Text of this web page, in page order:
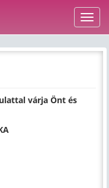
várja Önt és